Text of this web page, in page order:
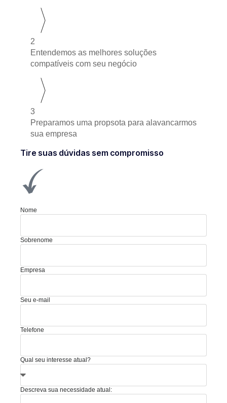
2
Entendemos as melhores soluções
compatíveis com seu negócio
3
Preparamos uma propsota para alavancarmos
sua empresa
Tire suas dúvidas sem compromisso
Nome
Sobrenome
Empresa
Seu e-mail
Telefone
Qual seu interesse atual?
Descreva sua necessidade atual: